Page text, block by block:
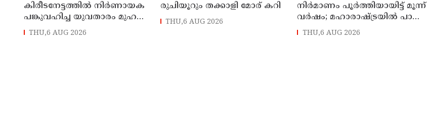
കിരീടനേട്ടത്തില്‍ നിര്‍ണായക
പങ്കുവഹിച്ച യുവതാരം മുഹമ്മദ്
സിനാനെ തിരികെയെത്തിച്ച്
കണ്ണൂര്‍ വാരിയേഴ്സ് എഫ്സി
THU,6 AUG 2026
രുചിയൂറും തക്കാളി മോര് കറി
THU,6 AUG 2026
നിർമാണം പൂർത്തിയായിട്ട് മൂന്ന്
വർഷം; മഹാരാഷ്ട്രയിൽ പാലം
തകർന്നുവീണു
THU,6 AUG 2026